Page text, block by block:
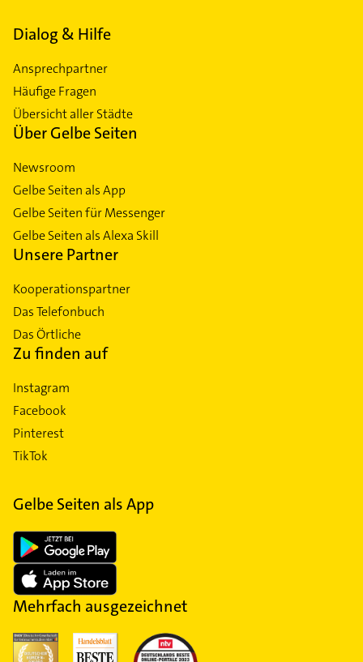
Dialog & Hilfe
Ansprechpartner
Häufige Fragen
Übersicht aller Städte
Über Gelbe Seiten
Newsroom
Gelbe Seiten als App
Gelbe Seiten für Messenger
Gelbe Seiten als Alexa Skill
Unsere Partner
Kooperationspartner
Das Telefonbuch
Das Örtliche
Zu finden auf
Instagram
Facebook
Pinterest
TikTok
Gelbe Seiten als App
Mehrfach ausgezeichnet